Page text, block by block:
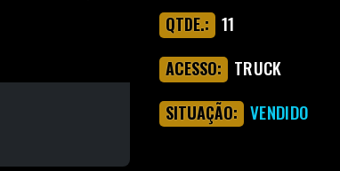
QTDE.: 11
ACESSO: TRUCK
SITUAÇÃO: VENDIDO